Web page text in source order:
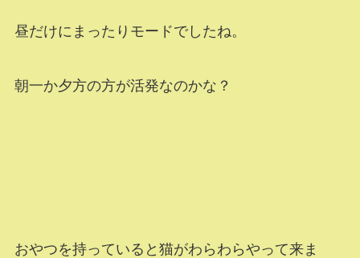
昼だけにまったりモードでしたね。
朝一か夕方の方が活発なのかな？
おやつを持っていると猫がわらわらやって来ま